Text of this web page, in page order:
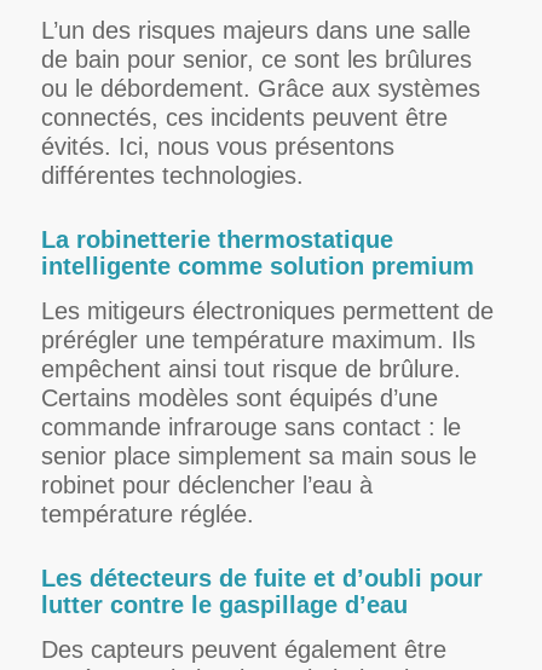
L’un des risques majeurs dans une salle
de bain pour senior, ce sont les brûlures
ou le débordement. Grâce aux systèmes
connectés, ces incidents peuvent être
évités. Ici, nous vous présentons
différentes technologies.
La robinetterie thermostatique
intelligente comme solution premium
Les mitigeurs électroniques permettent de
prérégler une température maximum. Ils
empêchent ainsi tout risque de brûlure.
Certains modèles sont équipés d’une
commande infrarouge sans contact : le
senior place simplement sa main sous le
robinet pour déclencher l’eau à
température réglée.
Les détecteurs de fuite et d’oubli pour
lutter contre le gaspillage d’eau
Des capteurs peuvent également être